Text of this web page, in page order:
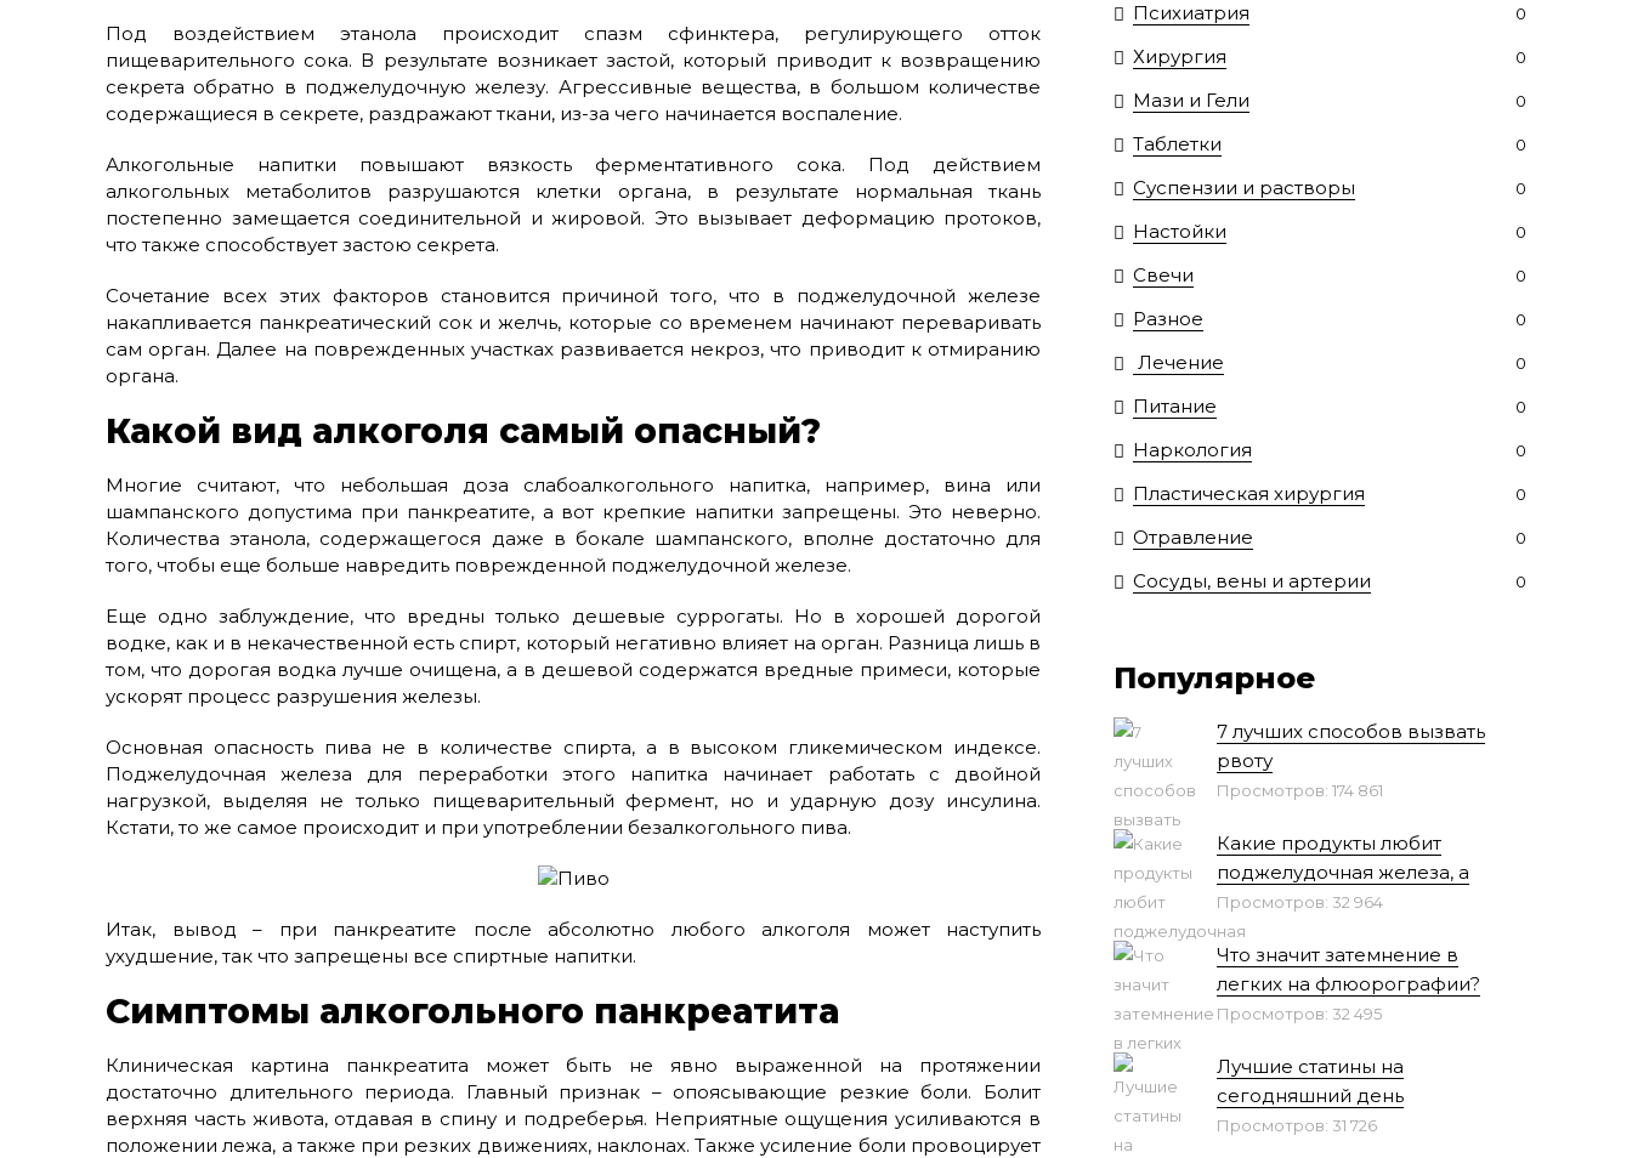
Под воздействием этанола происходит спазм сфинктера, регулирующего отток
пищеварительного сока. В результате возникает застой, который приводит к возвращению
секрета обратно в поджелудочную железу. Агрессивные вещества, в большом количестве
содержащиеся в секрете, раздражают ткани, из-за чего начинается воспаление.
Алкогольные напитки повышают вязкость ферментативного сока. Под действием
алкогольных метаболитов разрушаются клетки органа, в результате нормальная ткань
постепенно замещается соединительной и жировой. Это вызывает деформацию протоков,
что также способствует застою секрета.
Сочетание всех этих факторов становится причиной того, что в поджелудочной железе
накапливается панкреатический сок и желчь, которые со временем начинают переваривать
сам орган. Далее на поврежденных участках развивается некроз, что приводит к отмиранию
органа.
Какой вид алкоголя самый опасный?
Многие считают, что небольшая доза слабоалкогольного напитка, например, вина или
шампанского допустима при панкреатите, а вот крепкие напитки запрещены. Это неверно.
Количества этанола, содержащегося даже в бокале шампанского, вполне достаточно для
того, чтобы еще больше навредить поврежденной поджелудочной железе.
Еще одно заблуждение, что вредны только дешевые суррогаты. Но в хорошей дорогой
водке, как и в некачественной есть спирт, который негативно влияет на орган. Разница лишь в
том, что дорогая водка лучше очищена, а в дешевой содержатся вредные примеси, которые
ускорят процесс разрушения железы.
Основная опасность пива не в количестве спирта, а в высоком гликемическом индексе.
Поджелудочная железа для переработки этого напитка начинает работать с двойной
нагрузкой, выделяя не только пищеварительный фермент, но и ударную дозу инсулина.
Кстати, то же самое происходит и при употреблении безалкогольного пива.
Итак, вывод – при панкреатите после абсолютно любого алкоголя может наступить
ухудшение, так что запрещены все спиртные напитки.
Симптомы алкогольного панкреатита
Клиническая картина панкреатита может быть не явно выраженной на протяжении
достаточно длительного периода. Главный признак – опоясывающие резкие боли. Болит
верхняя часть живота, отдавая в спину и подреберья. Неприятные ощущения усиливаются в
положении лежа, а также при резких движениях, наклонах. Также усиление боли провоцирует
Психиатрия 0
Хирургия 0
Мази и Гели 0
Таблетки 0
Суспензии и растворы 0
Настойки 0
Свечи 0
Разное 0
Лечение 0
Питание 0
Наркология 0
Пластическая хирургия 0
Отравление 0
Сосуды, вены и артерии 0
Популярное
7 лучших способов вызвать
рвоту
Просмотров: 174 861
Какие продукты любит
поджелудочная железа, а
Просмотров: 32 964
Что значит затемнение в
легких на флюорографии?
Просмотров: 32 495
Лучшие статины на
сегодняшний день
Просмотров: 31 726